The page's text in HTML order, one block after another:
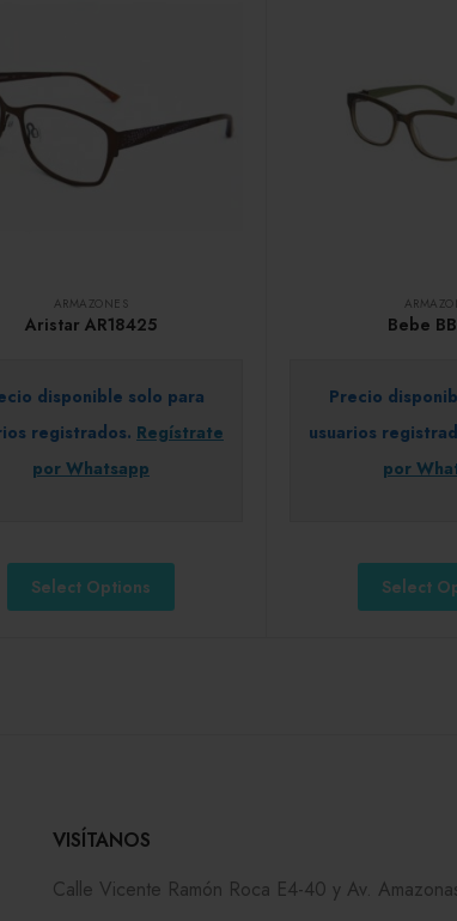
ARMAZONES
Aristar AR18425
disponible solo para
registrados. Regístrate
por Whatsapp
Select Options
Bebe
Precio
usuarios
por
Select
VISÍTANOS
Calle Vicente Ramón Roca E4-40 y Av.